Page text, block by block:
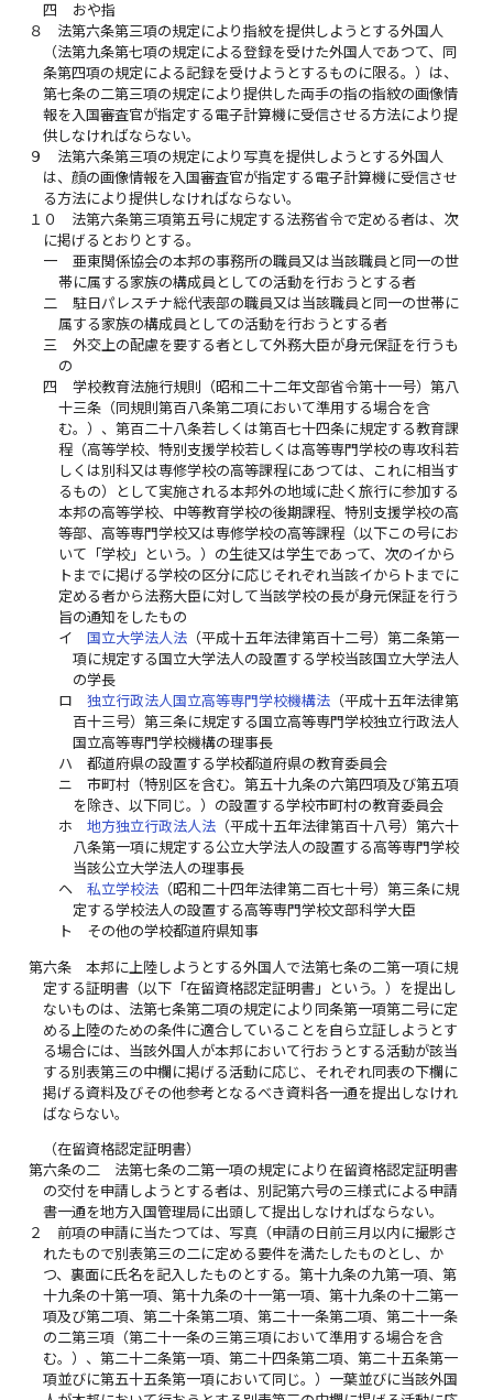
四
おや指
８
法第六条第三項の規定により指紋を提供しようとする外国人
（法第九条第七項の規定による登録を受けた外国人であつて、同
条第四項の規定による記録を受けようとするものに限る。）は、
第七条の二第三項の規定により提供した両手の指の指紋の画像情
報を入国審査官が指定する電子計算機に受信させる方法により提
供しなければならない。
９
法第六条第三項の規定により写真を提供しようとする外国人
は、顔の画像情報を入国審査官が指定する電子計算機に受信させ
る方法により提供しなければならない。
１０
法第六条第三項第五号に規定する法務省令で定める者は、次
に掲げるとおりとする。
一
亜東関係協会の本邦の事務所の職員又は当該職員と同一の世
帯に属する家族の構成員としての活動を行おうとする者
二
駐日パレスチナ総代表部の職員又は当該職員と同一の世帯に
属する家族の構成員としての活動を行おうとする者
三
外交上の配慮を要する者として外務大臣が身元保証を行うも
の
四
学校教育法施行規則（昭和二十二年文部省令第十一号）第八
十三条（同規則第百八条第二項において準用する場合を含
む。）、第百二十八条若しくは第百七十四条に規定する教育課
程（高等学校、特別支援学校若しくは高等専門学校の専攻科若
しくは別科又は専修学校の高等課程にあつては、これに相当す
るもの）として実施される本邦外の地域に赴く旅行に参加する
本邦の高等学校、中等教育学校の後期課程、特別支援学校の高
等部、高等専門学校又は専修学校の高等課程（以下この号にお
いて「学校」という。）の生徒又は学生であって、次のイから
トまでに掲げる学校の区分に応じそれぞれ当該イからトまでに
定める者から法務大臣に対して当該学校の長が身元保証を行う
旨の通知をしたもの
イ
国立大学法人法（平成十五年法律第百十二号）第二条第一
項に規定する国立大学法人の設置する学校当該国立大学法人
の学長
ロ
独立行政法人国立高等専門学校機構法（平成十五年法律第
百十三号）第三条に規定する国立高等専門学校独立行政法人
国立高等専門学校機構の理事長
ハ
都道府県の設置する学校都道府県の教育委員会
ニ
市町村（特別区を含む。第五十九条の六第四項及び第五項
を除き、以下同じ。）の設置する学校市町村の教育委員会
ホ
地方独立行政法人法（平成十五年法律第百十八号）第六十
八条第一項に規定する公立大学法人の設置する高等専門学校
当該公立大学法人の理事長
ヘ
私立学校法（昭和二十四年法律第二百七十号）第三条に規
定する学校法人の設置する高等専門学校文部科学大臣
ト
その他の学校都道府県知事
第六条
本邦に上陸しようとする外国人で法第七条の二第一項に規
定する証明書（以下「在留資格認定証明書」という。）を提出し
ないものは、法第七条第二項の規定により同条第一項第二号に定
める上陸のための条件に適合していることを自ら立証しようとす
る場合には、当該外国人が本邦において行おうとする活動が該当
する別表第三の中欄に掲げる活動に応じ、それぞれ同表の下欄に
掲げる資料及びその他参考となるべき資料各一通を提出しなけれ
ばならない。
（在留資格認定証明書）
第六条の二
法第七条の二第一項の規定により在留資格認定証明書
の交付を申請しようとする者は、別記第六号の三様式による申請
書一通を地方入国管理局に出頭して提出しなければならない。
２
前項の申請に当たつては、写真（申請の日前三月以内に撮影さ
れたもので別表第三の二に定める要件を満たしたものとし、か
つ、裏面に氏名を記入したものとする。第十九条の九第一項、第
十九条の十第一項、第十九条の十一第一項、第十九条の十二第一
項及び第二項、第二十条第二項、第二十一条第二項、第二十一条
の二第三項（第二十一条の三第三項において準用する場合を含
む。）、第二十二条第一項、第二十四条第二項、第二十五条第一
項並びに第五十五条第一項において同じ。）一葉並びに当該外国